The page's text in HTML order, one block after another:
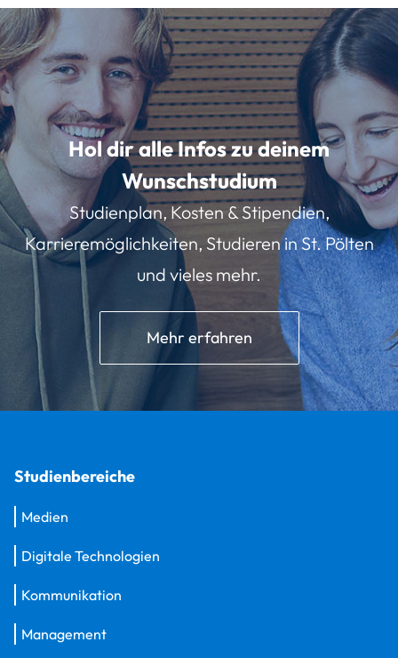
Hol dir alle Infos zu deinem
Wunschstudium
Studienplan, Kosten & Stipendien,
Karrieremöglichkeiten, Studieren in St. Pölten
und vieles mehr.
Mehr erfahren
Studienbereiche
Medien
Digitale Technologien
Kommunikation
Management